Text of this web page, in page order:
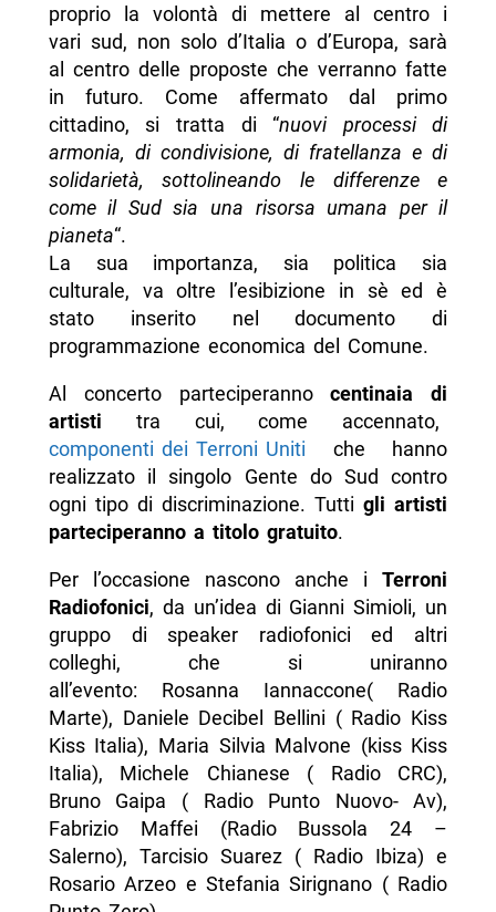
proprio la volontà di mettere al centro i
vari sud, non solo d’Italia o d’Europa, sarà
al centro delle proposte che verranno fatte
in futuro. Come affermato dal primo
cittadino, si tratta di “nuovi processi di
armonia, di condivisione, di fratellanza e di
solidarietà, sottolineando le differenze e
come il Sud sia una risorsa umana per il
pianeta“.
La sua importanza, sia politica sia
culturale, va oltre l’esibizione in sè ed è
stato inserito nel documento di
programmazione economica del Comune.
Al concerto parteciperannocentinaia di
artisti tra cui, come accennato,
componenti dei Terroni Uniti che hanno
realizzato il singolo Gente do Sud contro
ogni tipo di discriminazione. Tuttigli artisti
parteciperanno a titolo gratuito.
Per l’occasione nascono anche iTerroni
Radiofonici, da un’idea di Gianni Simioli, un
gruppo di speaker radiofonici ed altri
colleghi, che si uniranno
all’evento: Rosanna Iannaccone( Radio
Marte), Daniele Decibel Bellini ( Radio Kiss
Kiss Italia), Maria Silvia Malvone (kiss Kiss
Italia), Michele Chianese ( Radio CRC),
Bruno Gaipa ( Radio Punto Nuovo- Av),
Fabrizio Maffei (Radio Bussola 24 –
Salerno), Tarcisio Suarez ( Radio Ibiza) e
Rosario Arzeo e Stefania Sirignano ( Radio